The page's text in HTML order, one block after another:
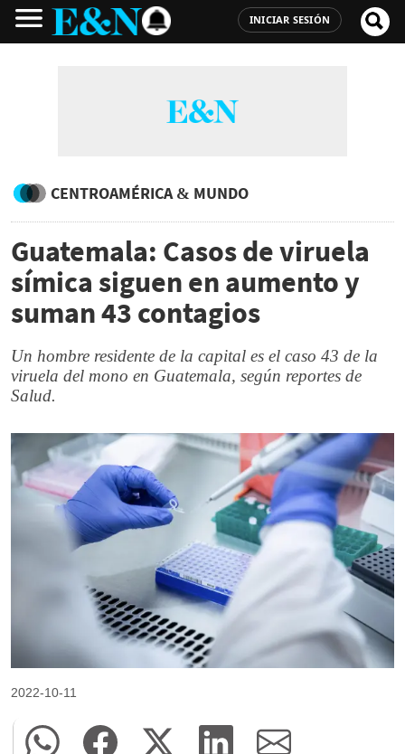
INICIAR SESIÓN
CENTROAMÉRICA & MUNDO
Guatemala: Casos de viruela
símica siguen en aumento y
suman 43 contagios
Un hombre residente de la capital es el caso 43 de la
viruela del mono en Guatemala, según reportes de
Salud.
2022-10-11